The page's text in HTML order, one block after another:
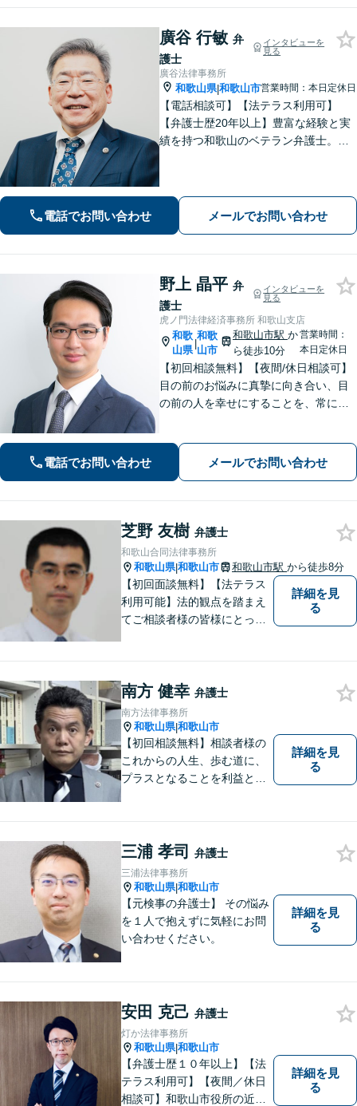
廣谷 行敏 弁
護士
インタビューを
見る
廣谷法律事務所
和歌山県|和歌山市営業時間：本日定休日
【電話相談可】【法テラス利用可】
【弁護士歴20年以上】豊富な経験と実
績を持つ和歌山のベテラン弁護士。
さまの問題も親身に取り組む【夜間・
休日面談可】
電話でお問い合わせ メールでお問い合わせ
野上 晶平 弁
護士
インタビューを
見る
虎ノ門法律経済事務所 和歌山支店
和歌
山県
|
和歌
山市
和歌山市駅 か
ら徒歩10分
営業時間：
本日定休日
【初回相談無料】【夜間/休日相談可】
目の前のお悩みに真摯に向き合い、目
の前の人を幸せにすることを、常にこ
します。お困りの方は、お気軽にご相
談ください。
電話でお問い合わせ メールでお問い合わせ
芝野 友樹 弁護士
和歌山合同法律事務所
和歌山県|和歌山市 和歌山市駅 から徒歩8分
【初回面談無料】【法テラス
利用可能】法的観点を踏まえ
てご相談者様の皆様にとって
【当日／夜間／応相談】お悩
み事がございましたら、お気
軽にご相談下さい。
詳細を見
る
南方 健幸 弁護士
南方法律事務所
和歌山県|和歌山市
【初回相談無料】相談者様の
これからの人生、歩む道に、
プラスとなることを利益と考
ご相談いただくこともありま
す。
詳細を見
る
三浦 孝司 弁護士
三浦法律事務所
和歌山県|和歌山市
【元検事の弁護士】 その悩み
を１人で抱えずに気軽にお問
い合わせください。
詳細を見
る
安田 克己 弁護士
灯か法律事務所
和歌山県|和歌山市
【弁護士歴１０年以上】【法
テラス利用可】【夜間／休日
相談可】和歌山市役所の近
詳細を見
る